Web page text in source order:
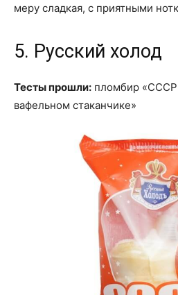
меру сладкая, с приятными
5. Русский холод
Тесты прошли: пломбир
вафельном стаканчике»